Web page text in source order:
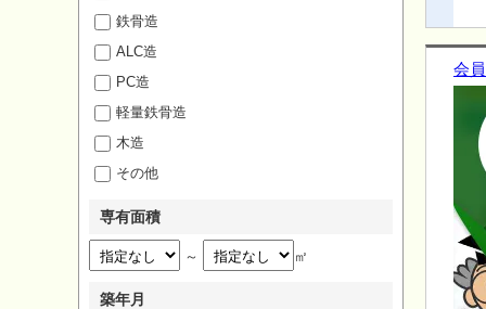
会
鉄骨造
ALC造
PC造
軽量鉄骨造
木造
その他
専有面積
～ ㎡
築年月